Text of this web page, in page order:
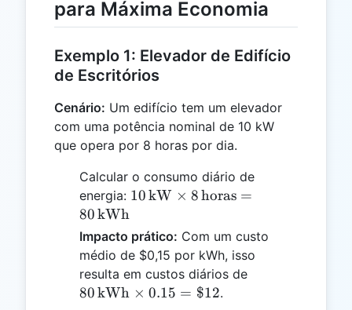
para Máxima Economia
Exemplo 1: Elevador de Edifício
de Escritórios
Cenário: Um edifício tem um elevador
com uma potência nominal de 10 kW
que opera por 8 horas por dia.
Calcular o consumo diário de
energia: 10 \,
\times 8 \,
\text{horas}
= 80 \,
\text{kWh}
10kW × 8horas =
80kWh
Impacto prático: Com um custo
médio de $0,15 por kWh, isso
resulta em custos diários de
80kWh × 0.15 = $12.